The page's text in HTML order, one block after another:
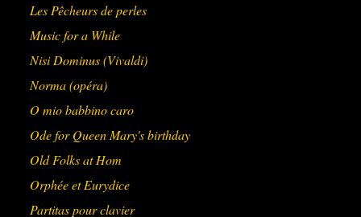
Les Pêcheurs de perles
Music for a While
Nisi Dominus (Vivaldi)
Norma (opéra)
O mio babbino caro
Ode for Queen Mary's birthday
Old Folks at Hom
Orphée et Eurydice
Partitas pour clavier